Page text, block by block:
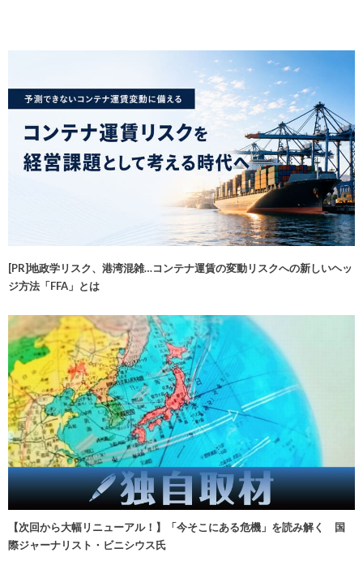
[PR]地政学リスク、港湾混雑…コンテナ運賃の変動リスクへの新しいヘッ
ジ方法「FFA」とは
【次回から大幅リニューアル！】「今そこにある危機」を読み解く 国
際ジャーナリスト・ビニシウス氏